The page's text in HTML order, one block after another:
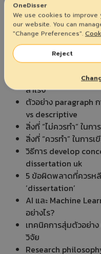
บทค
ไม่รู้จะเริ่ม Thesis ยัง
วิธีเลือกที่ปรึกษาวิทย
ของคุณ
Soft Skills ที่นักศึกษ
สำเร็จ
ตัวอย่าง paragraph
vs descriptive
สิ่งที่ “ไม่ควรทำ” ในก
สิ่งที่ “ควรทำ” ในกา
วิธีการ develop
dissertation uk
5 ข้อผิดพลาดที่ควรหลี
‘dissertation’
AI และ Machine
อย่างไร?
เทคนิคการสุ่มตัวอย่า
วิจัย
Research
OneDisser
We use cookies to
our website. You can
"Change Preferences".
Reject